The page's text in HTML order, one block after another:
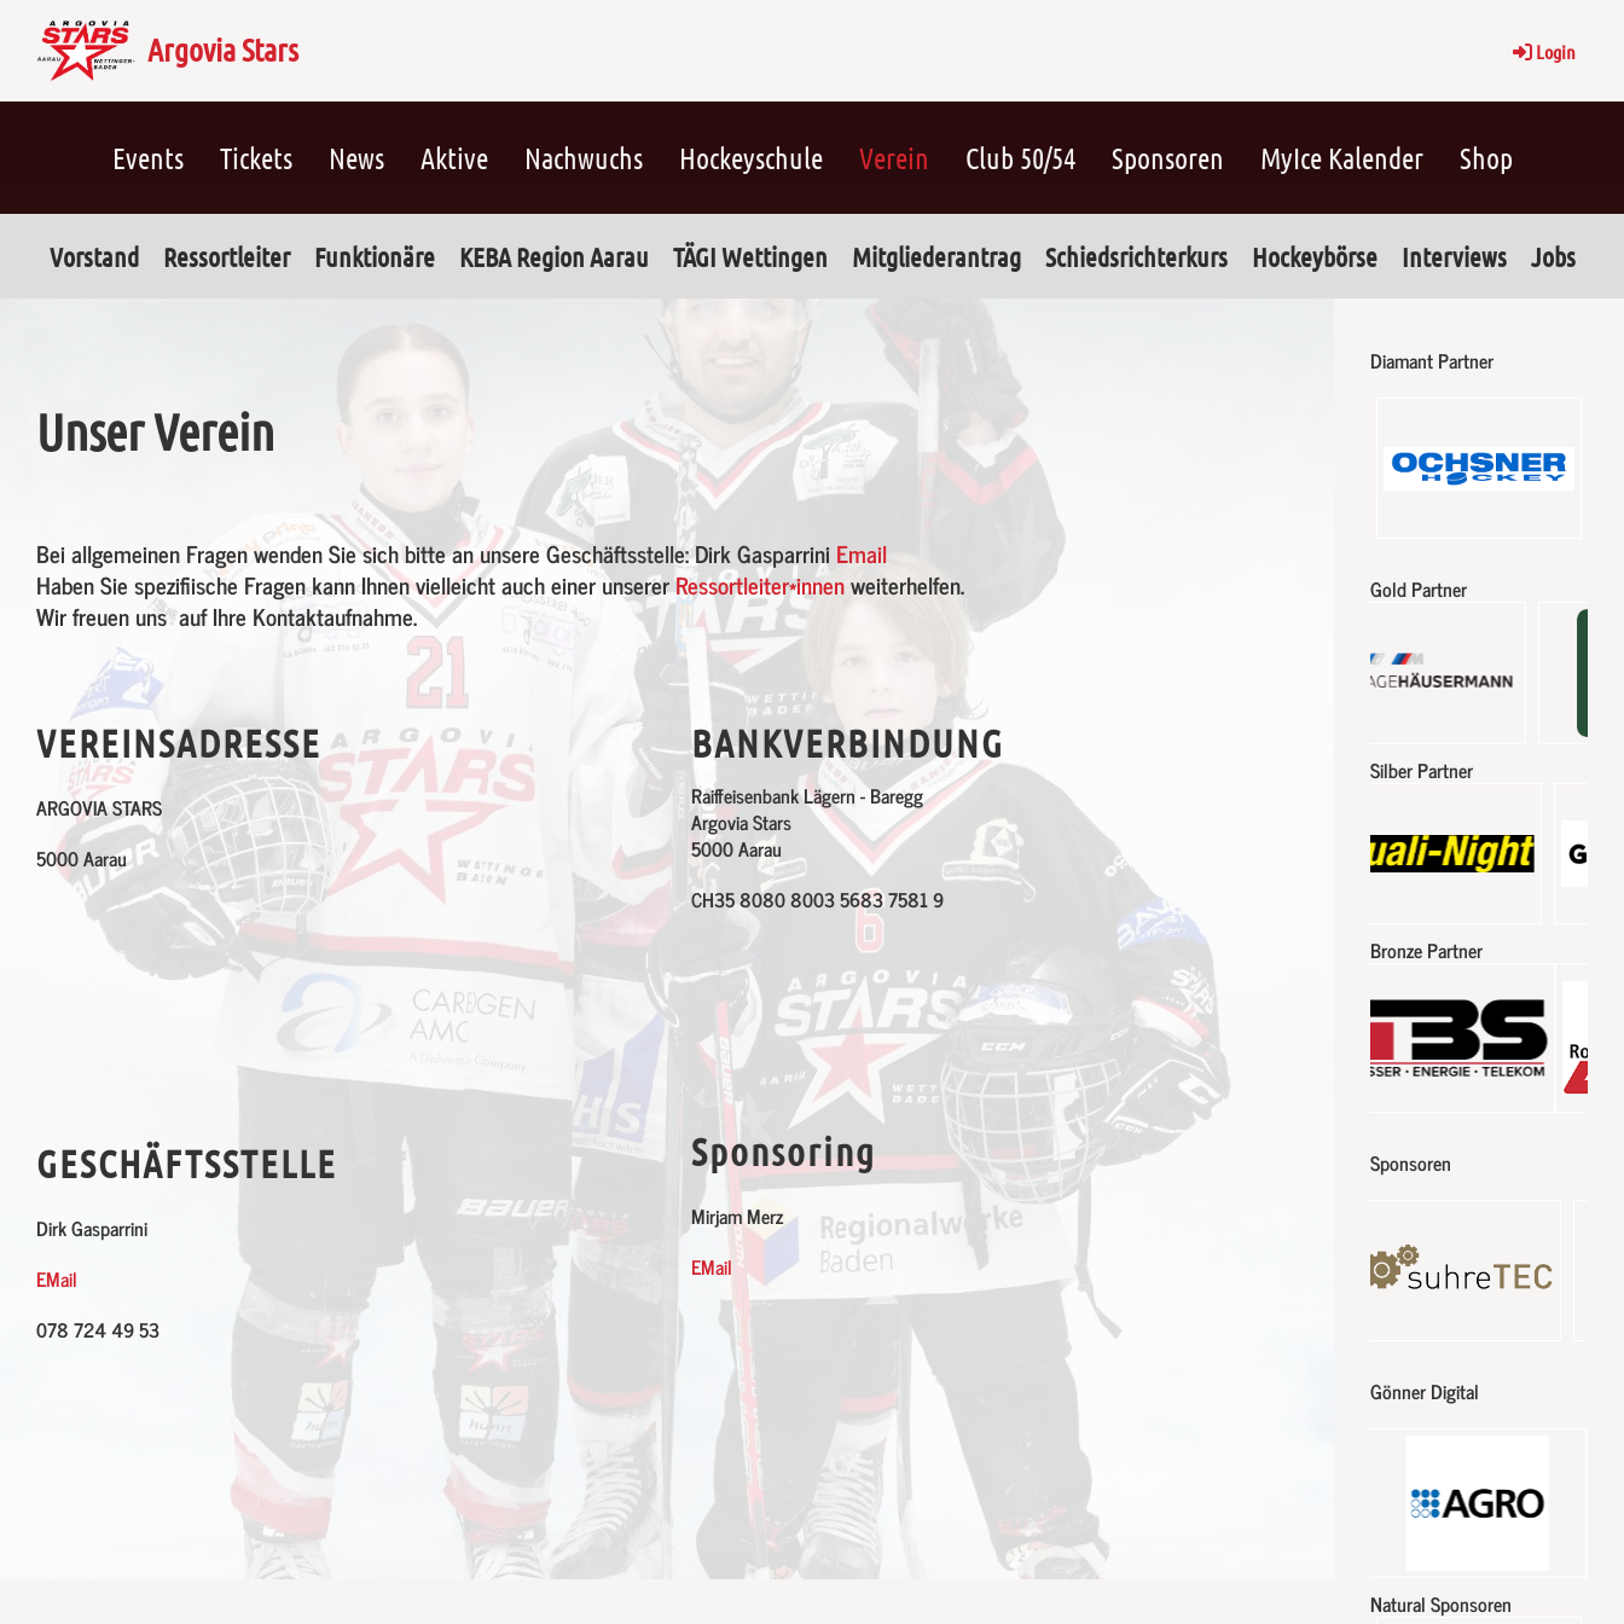
Argovia Stars Login
Events Tickets News Aktive Nachwuchs Hockeyschule Verein Club 50/54 Sponsoren MyIce Kalender Shop
Vorstand Ressortleiter Funktionäre KEBA Region Aarau TÄGI Wettingen Mitgliederantrag Schiedsrichterkurs Hockeybörse Interviews Jobs
Unser Verein
Bei allgemeinen Fragen wenden Sie sich bitte an unsere Geschäftsstelle: Dirk Gasparrini Email
Haben Sie spezifiische Fragen kann Ihnen vielleicht auch einer unsererRessortleiter*innenweiterhelfen.
Wir freuen uns auf Ihre Kontaktaufnahme.
VEREINSADRESSE
ARGOVIA STARS
5000 Aarau
GESCHÄFTSSTELLE
Dirk Gasparrini
EMail
078 724 49 53
BANKVERBINDUNG
Raiffeisenbank Lägern - Baregg
Argovia Stars
5000 Aarau
CH35 8080 8003 5683 7581 9
Sponsoring
Mirjam Merz
EMail
Diamant Partner
Gold Partner
Silber Partner
Bronze Partner
Sponsoren
Gönner Digital
Natural Sponsoren